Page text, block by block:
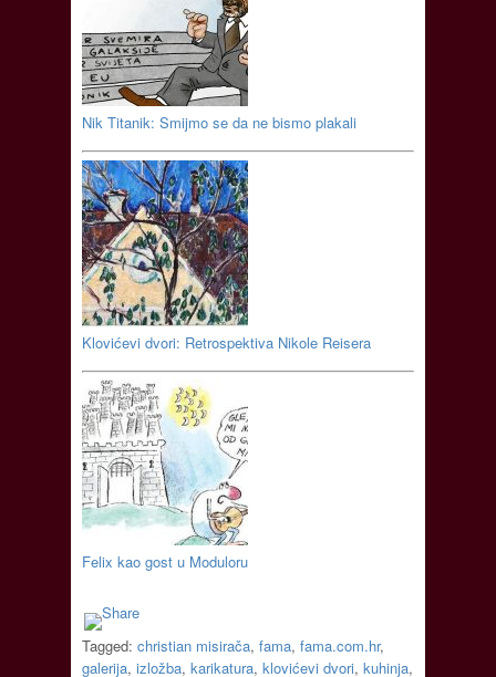
Nik Titanik: Smijmo se da ne bismo plakali
Klovićevi dvori: Retrospektiva Nikole Reisera
Felix kao gost u Moduloru
Tagged: christian misirača, fama, fama.com.hr,
galerija, izložba, karikatura, klovićevi dvori, kuhinja,